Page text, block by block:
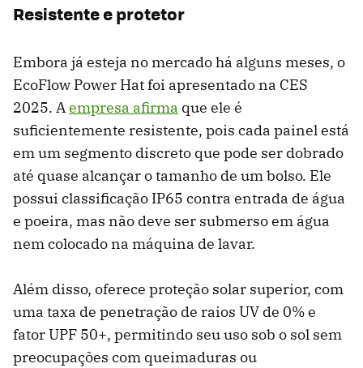
Resistente e protetor
Embora já esteja no mercado há alguns meses, o
EcoFlow Power Hat foi apresentado na CES
2025. Aempresa afirma que ele é
suficientemente resistente, pois cada painel está
em um segmento discreto que pode ser dobrado
até quase alcançar o tamanho de um bolso. Ele
possui classificação IP65 contra entrada de água
e poeira, mas não deve ser submerso em água
nem colocado na máquina de lavar.
Além disso, oferece proteção solar superior, com
uma taxa de penetração de raios UV de 0% e
fator UPF 50+, permitindo seu uso sob o sol sem
preocupações com queimaduras ou